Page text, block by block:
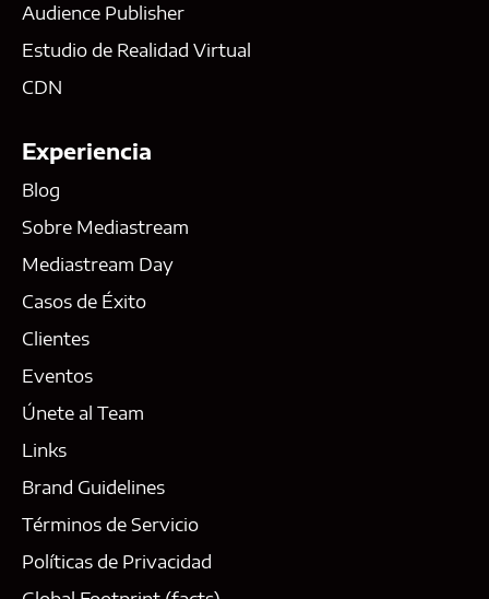
Audience Publisher
Estudio de Realidad Virtual
CDN
Experiencia
Blog
Sobre Mediastream
Mediastream Day
Casos de Éxito
Clientes
Eventos
Únete al Team
Links
Brand Guidelines
Términos de Servicio
Políticas de Privacidad